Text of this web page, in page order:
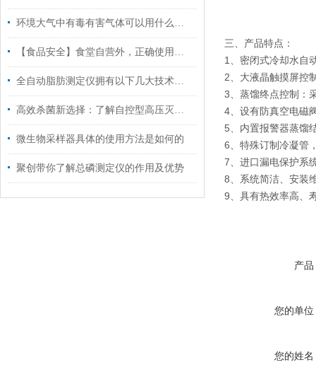
环境大气中有毒有害气体可以用什么仪器检测？
【食品安全】食堂自营外，正确使用食品安全检测仪尤为重要
全自动脂肪测定仪拥有以下几大技术特点
高效杀菌新选择：了解自控型高压灭菌锅的多功能应用！
微生物采样器具体的使用方法是如何的
聚创带你了解总磷测定仪的作用及优势
三、产品特点：
1、密闭式冷却水自
2、大液晶触摸屏控
3、蒸馏终点控制：
4、设有防真空电磁
5、内置报警器蒸馏
6、特殊订制冷凝管
7、进口漏电保护系
8、系统简洁、安装
9、具有热效率高、
产品
您的单位
您的姓名